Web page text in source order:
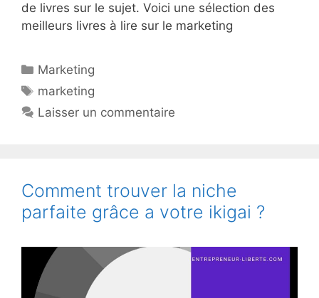
de livres sur le sujet. Voici une sélection des
meilleurs livres à lire sur le marketing
Catégories
Marketing
Étiquettes
marketing
Laisser un commentaire
Comment trouver la niche
parfaite grâce a votre ikigai ?